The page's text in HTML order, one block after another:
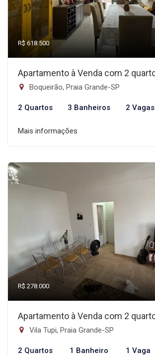
R$ 618.500
Apartamento à Venda com 2
Boqueirão, Praia Grande-SP
2 Quartos 3 Banheiros 2 Vagas
Mais informações
R$ 278.000
Apartamento à Venda com 2
Vila Tupi, Praia Grande-SP
2 Quartos 1 Banheiro 1 Vaga